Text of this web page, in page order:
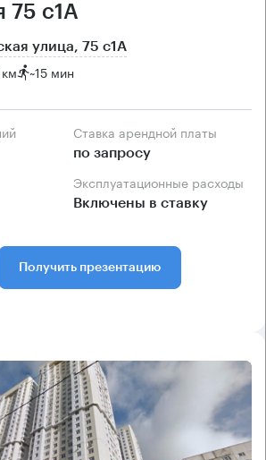
75 с1А
улица, 75 с1А
~15 мин
Ставка арендной платы
по запросу
Эксплуатационные расходы
Включены в ставку
Получить презентацию